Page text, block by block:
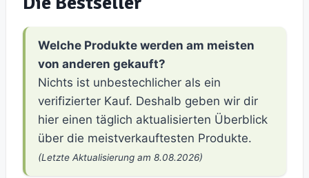
Welche Produkte werden am meisten
von anderen gekauft?
Nichts ist unbestechlicher als ein
verifizierter Kauf. Deshalb geben wir dir
hier einen täglich aktualisierten Überblick
über die meistverkauftesten Produkte.
(Letzte Aktualisierung am 8.08.2026)